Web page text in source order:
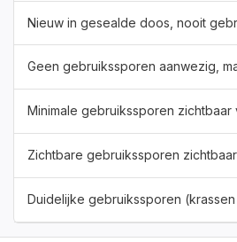
Nieuw in gesealde doos, nooit
Geen gebruikssporen aanwezig,
Minimale gebruikssporen zichtbaar
Zichtbare gebruikssporen
Duidelijke gebruikssporen